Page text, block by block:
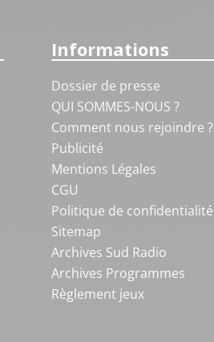
Informations
Dossier de presse
QUI SOMMES-NOUS ?
Comment nous rejoindre ?
Publicité
Mentions Légales
CGU
Politique de confidentialité
Sitemap
Archives Sud Radio
Archives Programmes
Règlement jeux